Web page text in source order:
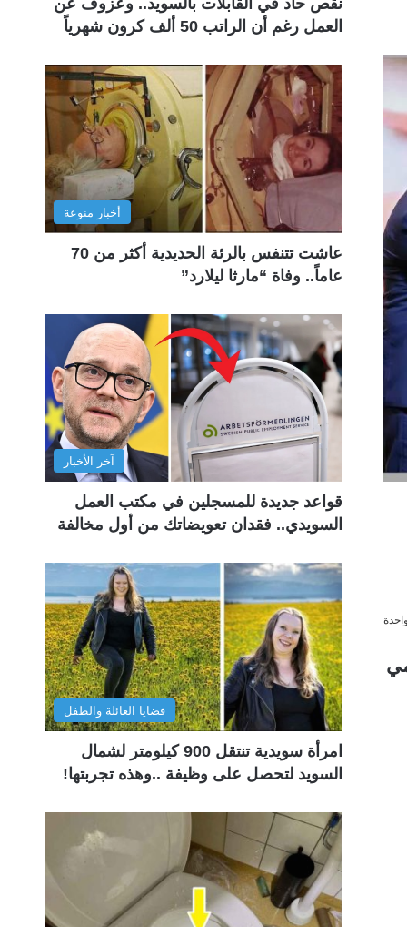
رسمي
العمل رغم أن الراتب 50 ألف كرون شهرياً
أخبار منوعة
عاشت تتنفس بالرئة الحديدية أكثر من 70
عاماً.. وفاة “مارثا ليلارد”
آخر الأخبار
قواعد جديدة للمسجلين في مكتب العمل
السويدي.. فقدان تعويضاتك من أول مخالفة
قضايا العائلة والطفل
امرأة سويدية تنتقل 900 كيلومتر لشمال
السويد لتحصل على وظيفة ..وهذه تجربتها!